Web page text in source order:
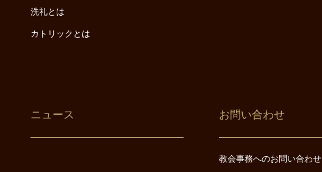
洗礼とは
カトリックとは
ニュース お問い合わせ
教会事務へのお問い合わせ